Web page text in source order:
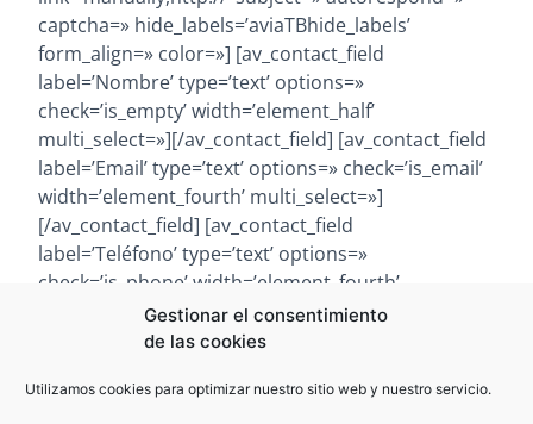
Gestionar el consentimiento
de las cookies
Utilizamos cookies para optimizar nuestro sitio web y nuestro servicio.
captcha=» hide_labels=’aviaTBhide_labels’
form_align=» color=»] [av_contact_field
label=’Nombre’ type=’text’ options=»
check=’is_empty’ width=’element_half’
multi_select=»][/av_contact_field] [av_contact_field
label=’Email’ type=’text’ options=» check=’is_email’
width=’element_fourth’ multi_select=»]
[/av_contact_field] [av_contact_field
label=’Teléfono’ type=’text’ options=»
check=’is_phone’ width=’element_fourth’
multi_select=»][/av_contact_field] [av_contact_field
label=’Mensaje’ type=’textarea’ check=’is_empty’
[/av_contact_field] [/av_contact] [/av_one_full]